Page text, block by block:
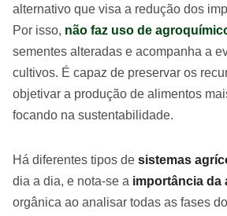
alternativo que visa a redução dos
Por isso, não faz uso de
sementes alteradas e acompanha a
cultivos. É capaz de preservar os
objetivar a produção de alimentos
focando na sustentabilidade.
Há diferentes tipos de sistemas
dia a dia, e nota-se a importância da
orgânica ao analisar todas as fases